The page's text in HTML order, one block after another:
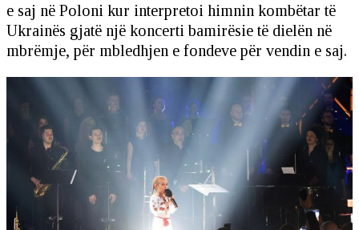
e saj në Poloni kur interpretoi himnin kombëtar të
Ukrainës gjatë një koncerti bamirësie të dielën në
mbrëmje, për mbledhjen e fondeve për vendin e saj.